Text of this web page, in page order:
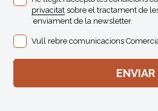
privacitat sobre el tractament de
´enviament de la newsletter.
Vull rebre comunicacions